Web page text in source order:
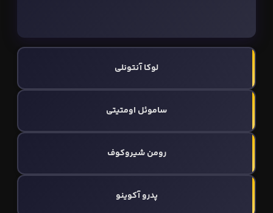
لوکا آنتونلی
ساموئل اومتیتی
رومن شیروکوف
پدرو آکوینو